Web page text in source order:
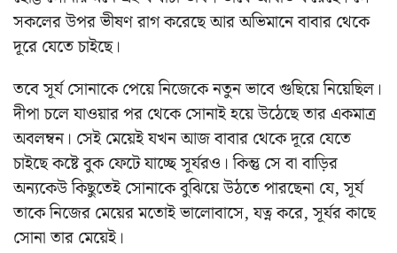
সকলের উপর ভীষণ রাগ করেছে আর অভিমানে বাবার থেকে
দূরে যেতে চাইছে।
তবে সূর্য সোনাকে পেয়ে নিজেকে নতুন ভাবে গুছিয়ে নিয়েছিল।
দীপা চলে যাওয়ার পর থেকে সোনাই হয়ে উঠেছে তার একমাত্র
অবলম্বন। সেই মেয়েই যখন আজ বাবার থেকে দূরে যেতে
চাইছে কষ্টে বুক ফেটে যাচ্ছে সূর্যরও। কিন্তু সে বা বাড়ির
অন্যকেউ কিছুতেই সোনাকে বুঝিয়ে উঠতে পারছেনা যে, সূর্য
তাকে নিজের মেয়ের মতোই ভালোবাসে, যত্ন করে, সূর্যর কাছে
সোনা তার মেয়েই।